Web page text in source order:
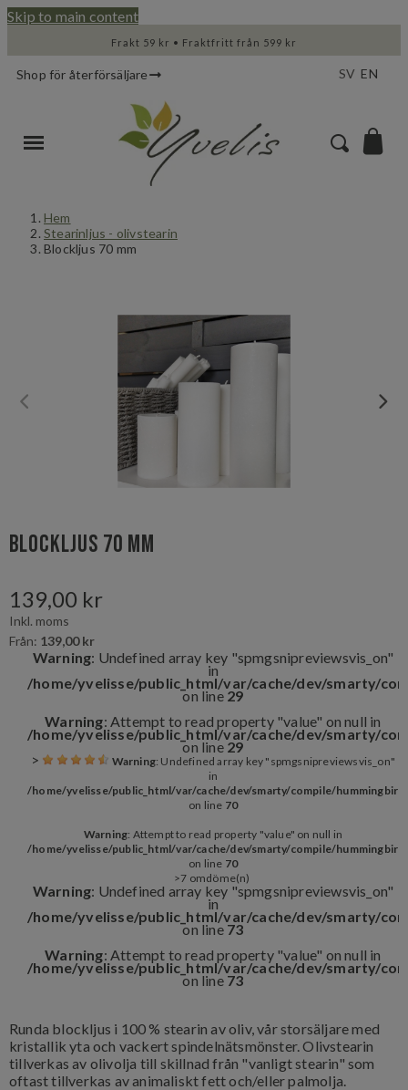
Skip to main content
Frakt 59 kr • Fraktfritt från 599 kr
Shop för återförsäljare SV EN
Hem
Stearinljus - olivstearin
Blockljus 70 mm
Blockljus 70 mm
139,00 kr
Inkl. moms
Från: 139,00 kr
Warning: Undefined array key "spmgsnipreviewsvis_on"
in
/home/yvelisse/public_html/var/cache/dev/smarty/
on line 29
Warning: Attempt to read property "value" on null in
/home/yvelisse/public_html/var/cache/dev/smarty/
on line 29
> Warning: Undefined array key "spmgsnipreviewsvis_on"
in
/home/yvelisse/public_html/var/cache/dev/smarty/compile/
on line 70
Warning: Attempt to read property "value" on null in
/home/yvelisse/public_html/var/cache/dev/smarty/compile/
on line 70
>7 omdöme(n)
Warning: Undefined array key "spmgsnipreviewsvis_on"
in
/home/yvelisse/public_html/var/cache/dev/smarty/
on line 73
Warning: Attempt to read property "value" on null in
/home/yvelisse/public_html/var/cache/dev/smarty/
on line 73
Runda blockljus i 100 % stearin av oliv, vår storsäljare med
kristallik yta och vackert spindelnätsmönster. Olivstearin
tillverkas av olivolja till skillnad från "vanligt stearin" som
oftast tillverkas av animaliskt fett och/eller palmolja.